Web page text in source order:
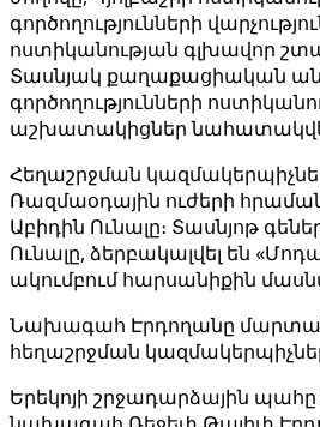
գործողությունների
ոստիկանության գլխավոր
Տասնյակ քաղաքացիական
գործողությունների
աշխատակիցներ
Հեղաշրջման
Ռազմաօդային ուժերի
Աբիդին Ունալը։ Տասնյոթ
Ունալը, ձերբակալվել են
ակումբում հարսանիքին
Նախագահ Էրդողանը
հեղաշրջման
Երեկոյի շրջադարձային